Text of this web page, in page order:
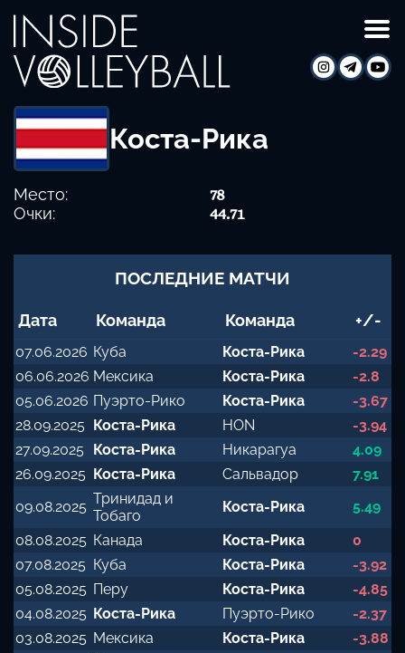
Коста-Рика
Место:
78
Очки:
44.71
ПОСЛЕДНИЕ МАТЧИ
Дата Команда Команда +/-
07.06.2026 Куба Коста-Рика
-2.29
06.06.2026 Мексика Коста-Рика
-2.8
05.06.2026 Пуэрто-Рико Коста-Рика
-3.67
28.09.2025
Коста-Рика HON
-3.94
27.09.2025
Коста-Рика Никарагуа
4.09
26.09.2025 Коста-Рика Сальвадор
7.91
09.08.2025 Тринидад и
Тобаго
Коста-Рика
5.49
08.08.2025 Канада Коста-Рика
0
07.08.2025 Куба Коста-Рика
-3.92
05.08.2025 Перу Коста-Рика
-4.85
04.08.2025 Коста-Рика Пуэрто-Рико
-2.37
03.08.2025 Мексика Коста-Рика
-3.88